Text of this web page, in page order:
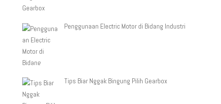
Penggunaan Electric Motor di Bidang Industri
Tips Biar Nggak Bingung Pilih Gearbox